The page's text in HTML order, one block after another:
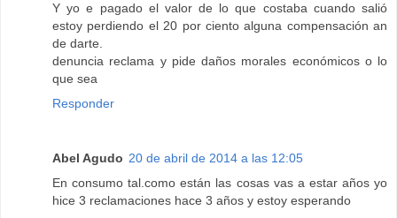
Y yo e pagado el valor de lo que costaba cuando salió
estoy perdiendo el 20 por ciento alguna compensación an
de darte.
denuncia reclama y pide daños morales económicos o lo
que sea
Responder
Abel Agudo 20 de abril de 2014 a las 12:05
En consumo tal.como están las cosas vas a estar años yo
hice 3 reclamaciones hace 3 años y estoy esperando